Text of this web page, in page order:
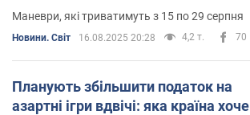
Маневри, які триватимуть з 15 по 29 серпня
Новини. Світ 16.08.2025 20:28 4,2 т. 70
Планують збільшити податок на
азартні ігри вдвічі: яка країна хоче